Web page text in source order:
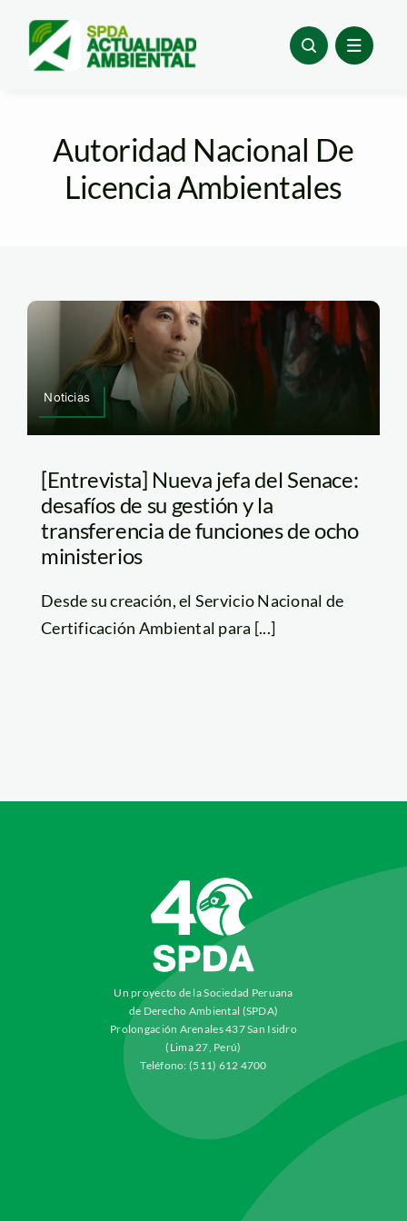
content
Autoridad Nacional De
Licencia Ambientales
Noticias
[Entrevista] Nueva jefa del Senace:
desafíos de su gestión y la
transferencia de funciones de ocho
ministerios
Desde su creación, el Servicio Nacional de
Certificación Ambiental para [...]
Un proyecto de la Sociedad Peruana
de Derecho Ambiental (SPDA)
Prolongación Arenales 437 San Isidro
(Lima 27, Perú)
Teléfono: (511) 612 4700